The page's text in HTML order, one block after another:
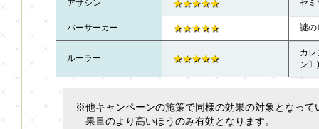
アサシン ★★★★★ セミ
バーサーカー ★★★★★ 謎の
ルーラー ★★★★★
カ
ン〕)
※他キャンペーンの施策で同様の効果の対象となって
果量のより高いほうのみ有効となります。